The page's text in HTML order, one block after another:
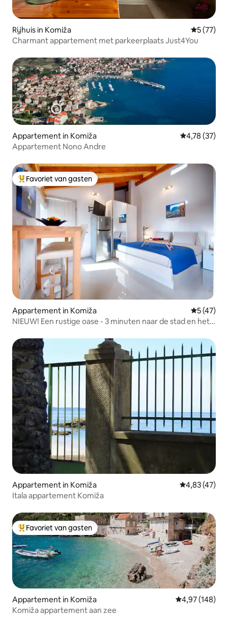
Rijhuis in Komiža
5 (77)
Charmant appartement met parkeerplaats Just4You
Appartement in Komiža Gemiddelde
4,78 (37)
Appartement Nono Andre
Topfavoriet van gasten
Favoriet van gasten
Appartement in Komiža
5 (47)
NIEUW! Een rustige oase - 3 minuten naar de stad en het
Appartement in Komiža Gemiddelde
4,83 (47)
Itala appartement Komiža
Topfavoriet van gasten
Favoriet van gasten
Appartement in Komiža Gemiddelde
4,97 (148)
Komiža appartement aan zee